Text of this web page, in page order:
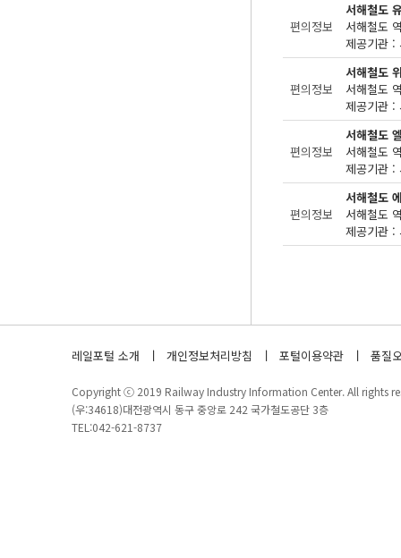
편의정보
서해철도
제공기관 :
편의정보
서해철도
제공기관 :
편의정보
서해철도
제공기관 :
편의정보
서해철도
제공기관 :
레일포털 소개 개인정보처리방침 포털이용약관 품질
Copyright ⓒ 2019 Railway Industry Information Center. All rights
(우:34618)대전광역시 동구 중앙로 242 국가철도공단 3층
TEL:042-621-8737